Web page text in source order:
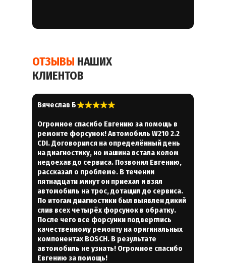
Вячеслав Б
Огромное спасибо Евгению за помощь в
ремонте форсунок! Автомобиль W210 2.2
CDI. Договорился на определённый день
на диагностику, но машина встала колом
недоехав до сервиса. Позвонил Евгению,
рассказал о проблеме. В течении
пятнадцати минут он приехал и взял
автомобиль на трос, дотащил до сервиса.
По итогам диагностики был выявлен дикий
слив всех четырёх форсунок в обратку.
После чего все форсунки подверглись
качественному ремонту на оригинальных
компонентах BOSCH. В результате
автомобиль не узнать! Огромное спасибо
Евгению за помощь!
ОТЗЫВЫ НАШИХ
КЛИЕНТОВ